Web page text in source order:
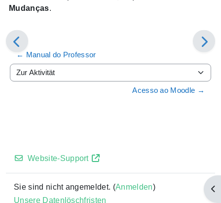
Mudanças.
← Manual do Professor
Zur Aktivität
Acesso ao Moodle →
Website-Support
Sie sind nicht angemeldet. (Anmelden)
Unsere Datenlöschfristen